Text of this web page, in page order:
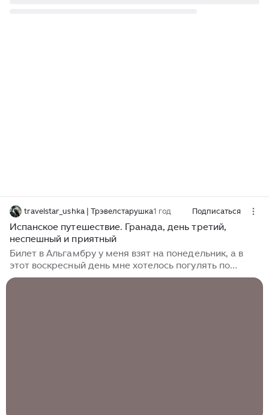
travelstar_ushka | Трэвелстарушка1 год Подписаться
Испанское путешествие. Гранада, день третий,
неспешный и приятный
Билет в Альгамбру у меня взят на понедельник, а в
этот воскресный день мне хотелось погулять по
Гранаде и зайти в мавританский дворец XIII века,